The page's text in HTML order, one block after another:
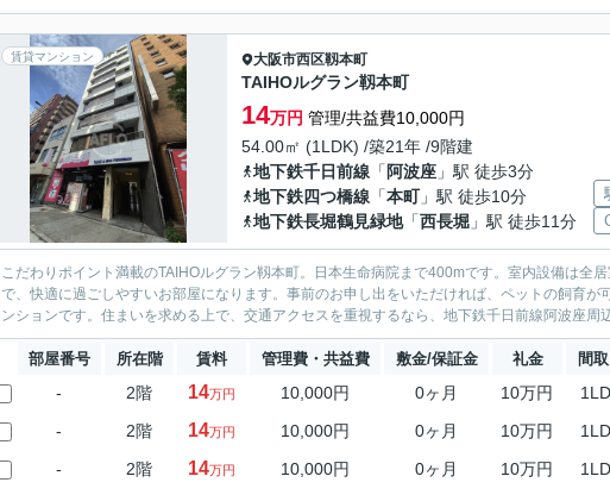
賃貸マンション 大阪市西区靱本町
TAIHOルグラン靱本町
14万円 管理/共益費10,000円
54.00㎡ (1LDK) /築21年 /9階建
地下鉄千日前線 「 阿波座 」駅 徒歩3分
地下鉄四つ橋線 「本町」駅 徒歩10分
地下鉄長堀鶴見緑地「西長堀 」駅 徒歩11分
こだわりポイント満載のTAIHOルグラン靱本町。日本生命病院まで400mです。室内設備は全
で、快適に過ごしやすいお部屋になります。事前のお申し出をいただければ、ペットの飼育
ンションです。住まいを求める上で、交通アクセスを重視するなら、地下鉄千日前線阿波座周
部屋番号 所在階 賃料 管理費・共益費 敷金/保証金 礼金 間
- 2階 14万円 10,000円 0ヶ月 10万円
- 2階 14万円 10,000円 0ヶ月 10万円
- 2階 14万円 10,000円 0ヶ月 10万円